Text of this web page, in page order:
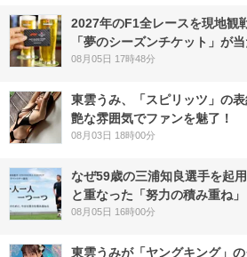
2027年のF1全レースを現地観
「夢のシーズンチケット」が
08月05日 17時48分
東雲うみ、「スピリッツ」の
艶な雰囲気でファンを魅了！
08月03日 18時00分
なぜ59歳の三浦知良選手を起
と重なった「努力の積み重ね」
08月05日 16時00分
東雲うみが「ヤングキング」